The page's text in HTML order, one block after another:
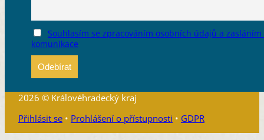
Souhlasím se zpracováním osobních údajů a
komunikace
2026 © Královéhradecký kraj
Přihlásit se• Prohlášení o přístupnosti • GDPR